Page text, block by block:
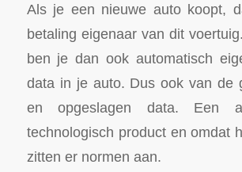
Als je een nieuwe auto koopt,
betaling eigenaar van dit
ben je dan ook automatisch
data in je auto. Dus ook van de
en opgeslagen data. Een
technologisch product en omdat
zitten er normen aan.